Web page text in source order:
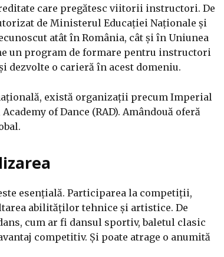
care pregătesc viitorii instructori. De
de Ministerul Educației Naționale și
atât în România, cât și în Uniunea
un program de formare pentru instructori
dezvolte o carieră în acest domeniu.
există organizații precum Imperial
of Dance (RAD). Amândouă oferă
esențială. Participarea la competiții,
abilităților tehnice și artistice. De
cum ar fi dansul sportiv, baletul clasic
competitiv. Și poate atrage o anumită